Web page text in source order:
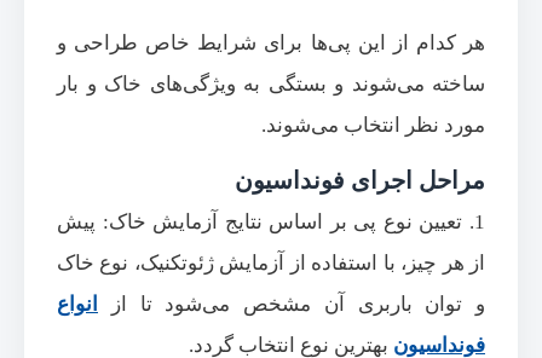
هر کدام از این پی‌ها برای شرایط خاص طراحی و
ساخته می‌شوند و بستگی به ویژگی‌های خاک و بار
مورد نظر انتخاب می‌شوند.
مراحل اجرای فونداسیون
1. تعیین نوع پی بر اساس نتایج آزمایش خاک: پیش
از هر چیز، با استفاده از آزمایش ژئوتکنیک، نوع خاک
و توان باربری آن مشخص می‌شود تا از
انواع
فونداسیون بهترین نوع انتخاب گردد.